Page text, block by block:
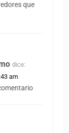
que
dice:
am